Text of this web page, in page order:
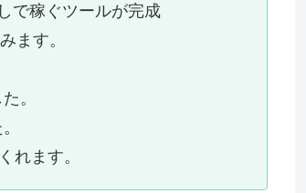
で稼ぐツールが完成
ます。
。
れます。